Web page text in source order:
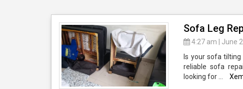
Sofa Leg
4:27 am
June
Is your sofa
reliable sofa
looking for …